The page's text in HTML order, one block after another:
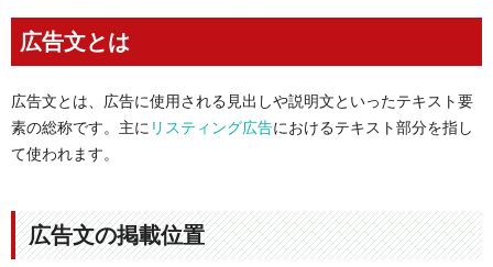
ステップ1．ゴールを決める
ステップ2．ターゲットを深ぼる
ステップ4．競合と比較する
ステップ５．訴求軸を決める
ステップ６．LPとの一貫性を確認する
レスポンシブ検索広告を意識して、訴求の重複を避ける
広告見出し（タイトル）にキーワードを含める
広告文とは
広告文とは、広告に使用される見出しや説明文といったテキスト要
素の総称です。主に リスティング広告におけるテキスト部分を指し
て使われます。
広告文の掲載位置